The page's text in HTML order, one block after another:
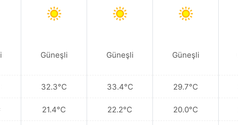
Güneşli
32.3°C
21.4°C
Güneşli
33.4°C
22.2°C
Güneşli
29.7°C
20.0°C